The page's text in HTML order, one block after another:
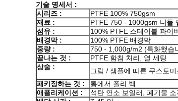
기술 명세서 :
시리즈 :
PTFE 100% 750gsm
재료 :
PTFE 750 - 1000gsm 니들
섬유 :
100% PTFE 스테이블 파이
배경막 :
100% PTFE 배경막
중량 :
750 - 1,000g/m2 (특화했습
끝나는 것 :
PTFE 함침 처리, 열 세팅
상술 :
그림 / 샘플에 따른 쿠스토미
패키징하는 것 :
통에서 폴리 백
애플리케이션 :
석탄 연소 보일러, 폐기물